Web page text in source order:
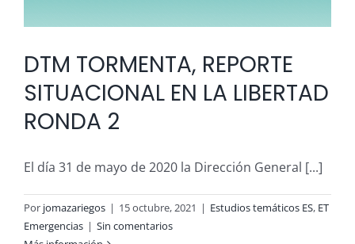
DTM TORMENTA, REPORTE
SITUACIONAL EN LA LIBERTAD
RONDA 2
El día 31 de mayo de 2020 la Dirección General [...]
Por jomazariegos | 15 octubre, 2021 | Estudios temáticos ES, ET
Emergencias | Sin comentarios